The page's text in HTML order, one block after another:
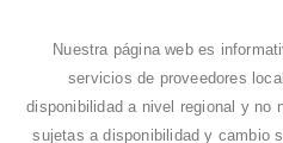
Nuestra página web es
servicios de proveedores
disponibilidad a nivel regional y no
sujetas a disponibilidad y cambio